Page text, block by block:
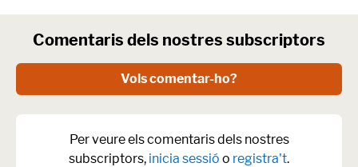
Comentaris dels nostres subscriptors
Vols comentar-ho?
Per veure els comentaris dels nostres
subscriptors, inicia sessió o registra't.